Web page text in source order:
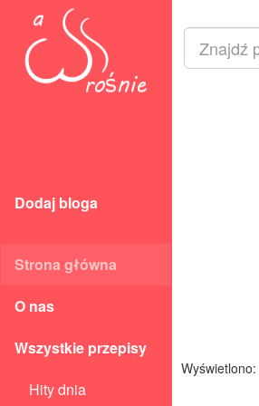
Dodaj bloga
Strona główna
O nas
Wszystkie przepisy
Hity dnia
Wyświetlono: